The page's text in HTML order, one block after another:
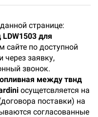
странице:
для
сайте по доступной
заявку,
звонок.
между твнд
осущетсвляется на
поставки) на
согласованные